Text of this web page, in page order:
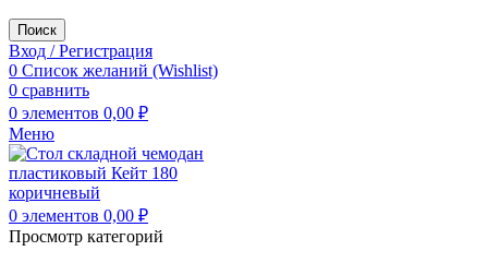
Поиск
Вход / Регистрация
0 Список желаний (Wishlist)
0 сравнить
0 элементов 0,00 ₽
Меню
0 элементов 0,00 ₽
Просмотр категорий